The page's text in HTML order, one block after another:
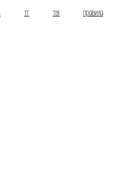
тг тві правила